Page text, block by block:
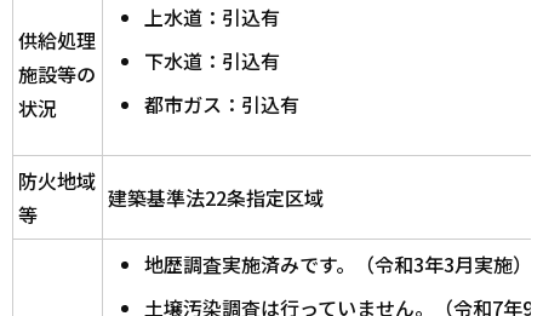
供給処理
施設等の
状況
上水道：引込有
下水道：引込有
都市ガス：引込有
防火地域
等
建築基準法22条指定区域
地歴調査実施済みです。（令和3年3月実施）
土壌汚染調査は行っていません。（令和7年9